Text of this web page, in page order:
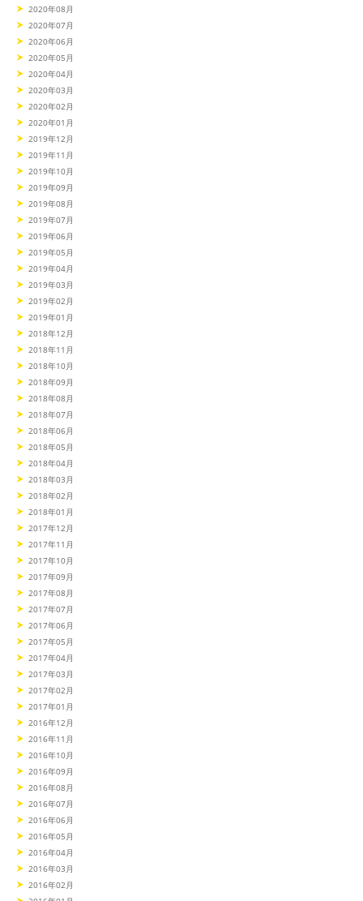
2020年08月
2020年07月
2020年06月
2020年05月
2020年04月
2020年03月
2020年02月
2020年01月
2019年12月
2019年11月
2019年10月
2019年09月
2019年08月
2019年07月
2019年06月
2019年05月
2019年04月
2019年03月
2019年02月
2019年01月
2018年12月
2018年11月
2018年10月
2018年09月
2018年08月
2018年07月
2018年06月
2018年05月
2018年04月
2018年03月
2018年02月
2018年01月
2017年12月
2017年11月
2017年10月
2017年09月
2017年08月
2017年07月
2017年06月
2017年05月
2017年04月
2017年03月
2017年02月
2017年01月
2016年12月
2016年11月
2016年10月
2016年09月
2016年08月
2016年07月
2016年06月
2016年05月
2016年04月
2016年03月
2016年02月